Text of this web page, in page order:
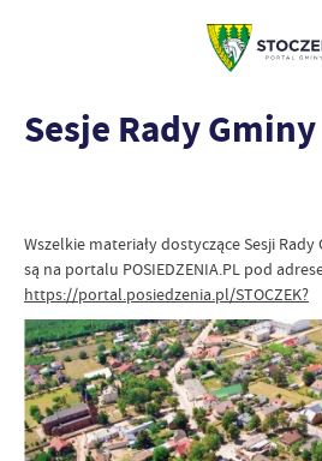
Sesje Rady Gminy
Wszelkie materiały dostyczące Sesji
są na portalu POSIEDZENIA.PL pod
https://portal.posiedzenia.pl/STOCZEK?